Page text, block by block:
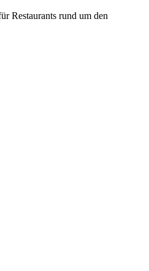
Restaurants rund um den